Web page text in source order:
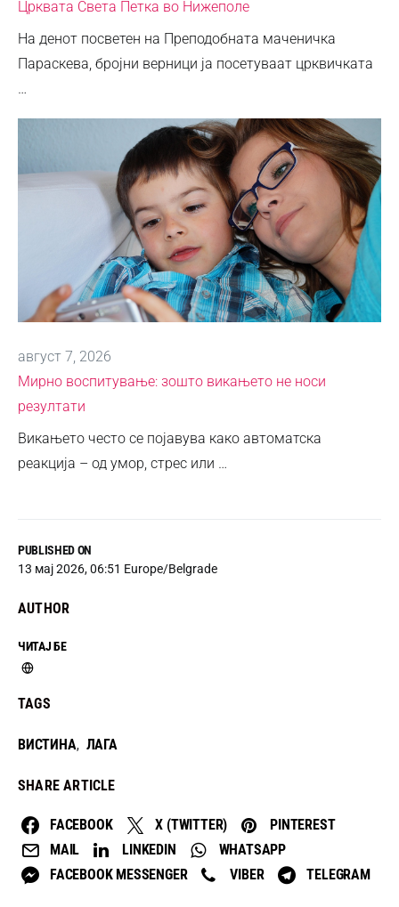
PUBLISHED ON
13 мај 2026, 06:51 Europe/Belgrade
AUTHOR
ЧИТАЈ БЕ
TAGS
ВИСТИНА, ЛАГА
SHARE ARTICLE
FACEBOOK X (TWITTER)
PINTEREST
MAIL
LINKEDIN
WHATSAPP
FACEBOOK MESSENGER
VIBER TELEGRAM
Црквата Света Петка во Нижеполе
На денот посветен на Преподобната маченичка
Параскева, бројни верници ја посетуваат црквичката
…
август 7, 2026
Мирно воспитување: зошто викањето не носи
резултати
Викањето често се појавува како автоматска
реакција – од умор, стрес или …